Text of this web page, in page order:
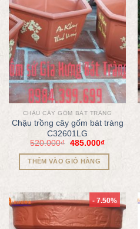
CHẬU CÂY GỐM BÁT TRÀNG
Chậu trồng cây gốm bát tràng
C32601LG
520.000₫ 485.000₫
THÊM VÀO GIỎ HÀNG
- 7.50%